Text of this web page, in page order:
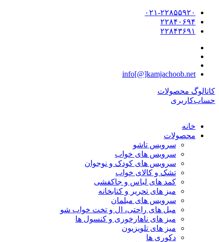
۰۲۱-۲۲۸۵۵۹۲۰
۲۲۸۴۰۶۹۴
۲۲۸۴۳۶۹۱
info[@]kamjachoob.net
کاتالوگ محصولات
حساب‌کاربری
خانه
محصولات
سرویس تاشو
سرویس های خواب
سرویس های کودک و نوجوان
تشک و کالای خواب
کمد های لباس و جاکفشی
میز های تحریر و کتابخانه
سرویس های مبلمان
مبل های راحتی، ال و تخت خواب شو
میز های ناهارخوری و کنسول ها
میز های تلویزیون
دکوری ها